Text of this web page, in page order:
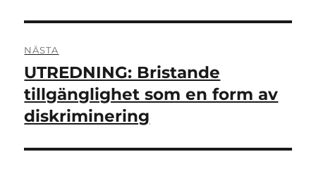
NÄSTA
Nästa
inlägg:
UTREDNING: Bristande
tillgänglighet som en form av
diskriminering